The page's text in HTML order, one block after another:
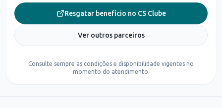
Resgatar benefício no CS Clube
Ver outros parceiros
Consulte sempre as condições e disponibilidade vigentes no
momento do atendimento.